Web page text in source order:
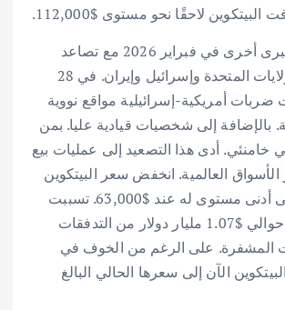
وصلت صدمة كبرى أخرى في فبراير 2026 مع تصاعد
التوترات بين الولايات المتحدة وإسرائيل وإيران. في 28
ضربات أمريكية-إسرائيلية مواقع نووية
بالإضافة إلى شخصيات قيادية عليا. بمن
خامنئي. أدى هذا التصعيد إلى عمليات بيع
الأسواق العالمية. انخفض سعر البيتكوين
من $67,000 إلى أدنى مستوى له عند $63,000. تسببت
الأزمة أيضًا في حوالي $1.07 مليار دولار من التدفقات
المشفرة. على الرغم من الخوف في
الآن إلى سعرها الحالي البالغ